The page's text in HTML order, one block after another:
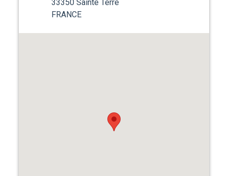
33350 Sainte Terre
FRANCE